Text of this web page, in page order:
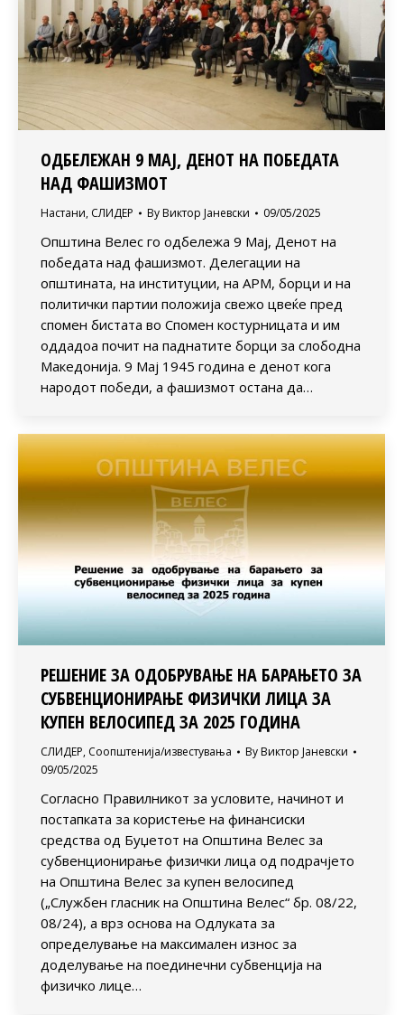
ОДБЕЛЕЖАН 9 МАЈ, ДЕНОТ НА ПОБЕДАТА
НАД ФАШИЗМОТ
Настани, СЛИДЕР By Виктор Јаневски 09/05/2025
Општина Велес го одбележа 9 Мај, Денот на
победата над фашизмот. Делегации на
општината, на институции, на АРМ, борци и на
политички партии положија свежо цвеќе пред
спомен бистата во Спомен костурницата и им
оддадоа почит на паднатите борци за слободна
Македонија. 9 Мај 1945 година е денот кога
народот победи, а фашизмот остана да…
РЕШЕНИЕ ЗА ОДОБРУВАЊЕ НА БАРАЊЕТО ЗА
СУБВЕНЦИОНИРАЊЕ ФИЗИЧКИ ЛИЦА ЗА
КУПЕН ВЕЛОСИПЕД ЗА 2025 ГОДИНА
СЛИДЕР, Соопштенија/известувања By Виктор Јаневски
09/05/2025
Согласно Правилникот за условите, начинот и
постапката за користење на финансиски
средства од Буџетот на Општина Велес за
субвенционирање физички лица од подрачјето
на Општина Велес за купен велосипед
(„Службен гласник на Општина Велес“ бр. 08/22,
08/24), а врз основа на Одлуката за
определување на максимален износ за
доделување на поединечни субвенција на
физичко лице…